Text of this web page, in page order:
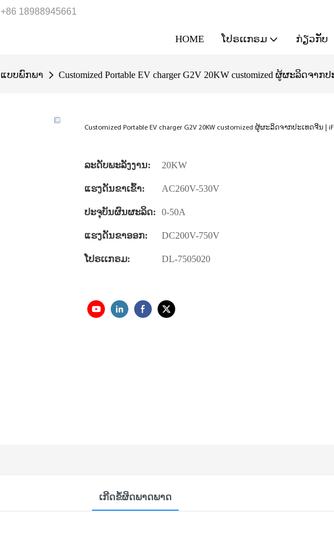
+86 18988945661
HOME ໂປຣເເກຣມ ກ່ຽວກັບ
ແບບພົກພາ Customized Portable EV charger G2V 20KW customized ຜູ້ຜະລິດຈາກ
Customized Portable EV charger G2V 20KW customized ຜູ້ຜະລິດຈາກປະເທດຈີນ |
ລະດັບພະລັງງານ: 20KW
ແຮງດັນຂາເຂົ້າ: AC260V-530V
ປະຈຸບັນຜົນຜະລິດ: 0-50A
ແຮງດັນຂາອອກ: DC200V-750V
ໂປຣເເກຣມ: DL-7505020
ເກີດຂໍ້ຜິດພາດພາດ